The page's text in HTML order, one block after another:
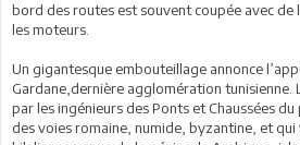
bord des routes est souvent coupée avec de
les moteurs.
Un gigantesque embouteillage annonce
Gardane,dernière agglomération
par les ingénieurs des Ponts et Chaussées
des voies romaine, numide, byzantine, et qui